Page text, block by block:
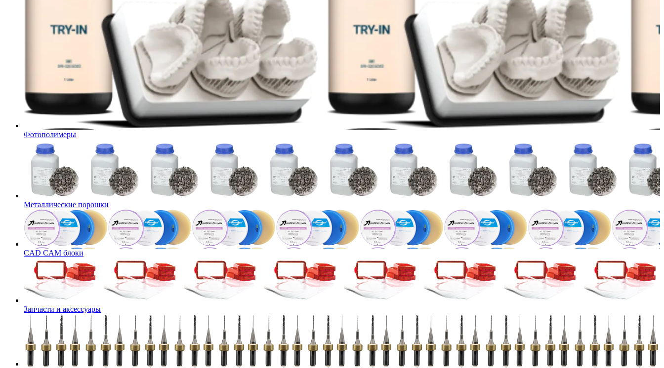
Фотополимеры
Металлические порошки
CAD CAM блоки
Запчасти и аксессуары